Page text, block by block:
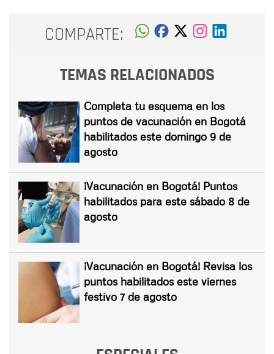
COMPARTE:
TEMAS RELACIONADOS
Completa tu esquema en los
puntos de vacunación en Bogotá
habilitados este domingo 9 de
agosto
¡Vacunación en Bogotá! Puntos
habilitados para este sábado 8 de
agosto
¡Vacunación en Bogotá! Revisa los
puntos habilitados este viernes
festivo 7 de agosto